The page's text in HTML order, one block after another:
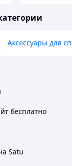
Аксессуары для
бесплатно
Satu